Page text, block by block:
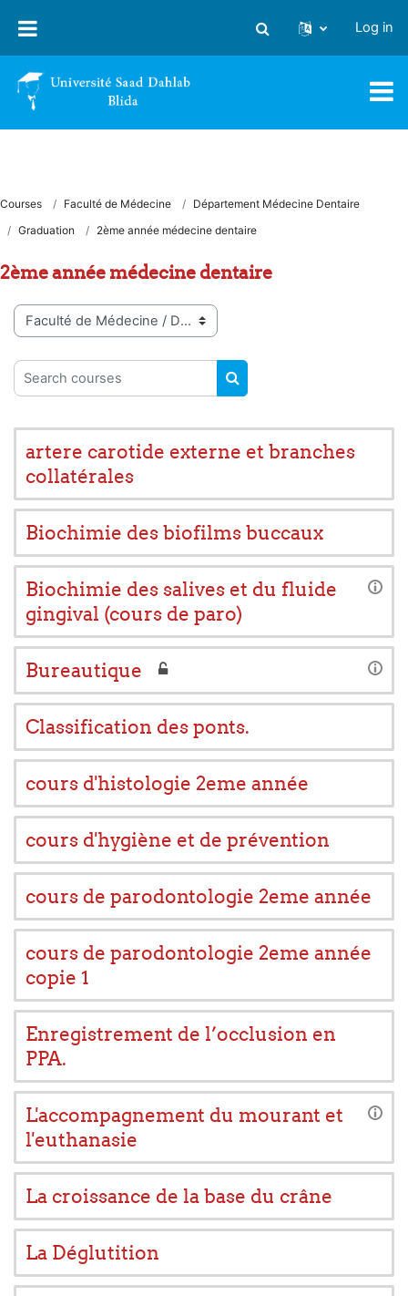
Toggle search input
Log in
Courses Faculté de Médecine
Département Médecine Dentaire
Graduation
2ème année médecine dentaire
2ème année médecine dentaire
Course categories
Search courses
SEARCH COURSES
artere carotide externe et branches
collatérales
Biochimie des biofilms buccaux
Biochimie des salives et du fluide
gingival (cours de paro)
Bureautique
Classification des ponts.
cours d'histologie 2eme année
cours d'hygiène et de prévention
cours de parodontologie 2eme année
cours de parodontologie 2eme année
copie 1
Enregistrement de l’occlusion en
PPA.
L'accompagnement du mourant et
l'euthanasie
La croissance de la base du crâne
La Déglutition